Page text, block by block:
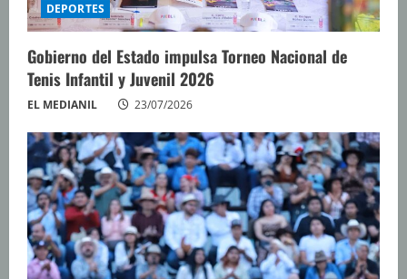
DEPORTES
Gobierno del Estado impulsa Torneo Nacional de
Tenis Infantil y Juvenil 2026
EL MEDIANIL 23/07/2026